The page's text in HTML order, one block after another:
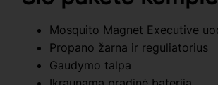
Mosquito Magnet Executive
Propano žarna ir reguliatorius
Gaudymo talpa